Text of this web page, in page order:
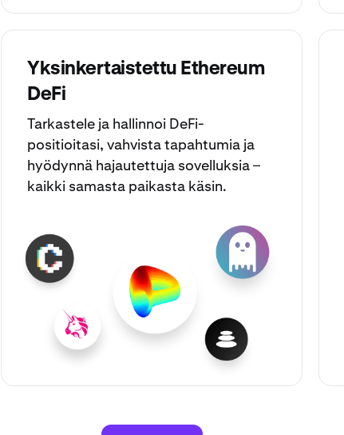
Yksinkertaistettu Ethereum
DeFi
Tarkastele ja hallinnoi DeFi-
positioitasi, vahvista tapahtumia ja
hyödynnä hajautettuja sovelluksia –
kaikki samasta paikasta käsin.